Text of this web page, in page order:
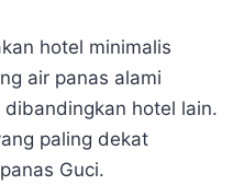
hotel minimalis
air panas alami
hotel lain.
paling dekat
Guci.